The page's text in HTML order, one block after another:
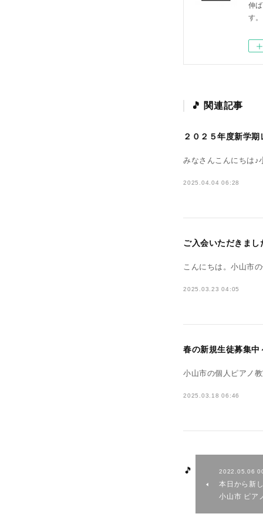
伸
す。
関連記事
２０２５年度新学
みなさんこんにちは
2025.04.04 06:28
ご入会いただきま
こんにちは。小山市
2025.03.23 04:05
春の新規生徒募集
小山市の個人ピアノ
2025.03.18 06:46
2022.05.06
本日から新
小山市 ピア